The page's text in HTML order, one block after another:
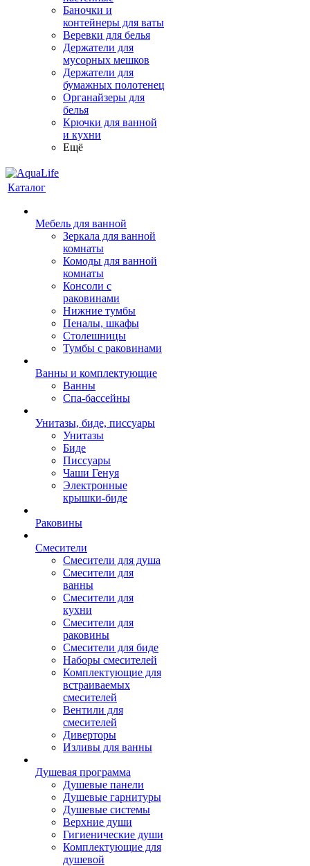
Баночки и
контейнеры для ваты
Веревки для белья
Держатели для
мусорных мешков
Держатели для
бумажных полотенец
Органайзеры для
белья
Крючки для ванной
и кухни
Ещё
Каталог
Мебель для ванной
Зеркала для ванной
комнаты
Комоды для ванной
комнаты
Консоли с
раковинами
Нижние тумбы
Пеналы, шкафы
Столешницы
Тумбы с раковинами
Ванны и комплектующие
Ванны
Спа-бассейны
Унитазы, биде, писсуары
Унитазы
Биде
Писсуары
Чаши Генуя
Электронные
крышки-биде
Раковины
Смесители
Смесители для душа
Смесители для
ванны
Смесители для
кухни
Смесители для
раковины
Смесители для биде
Наборы смесителей
Комплектующие для
встраиваемых
смесителей
Вентили для
смесителей
Диверторы
Изливы для ванны
Душевая программа
Душевые панели
Душевые гарнитуры
Душевые системы
Верхние души
Гигиенические души
Комплектующие для
душевой